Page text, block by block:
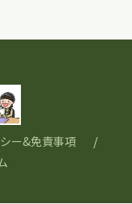
ー&免責事項